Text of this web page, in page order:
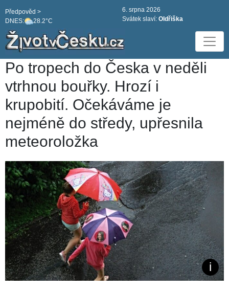
DNES: 28.2°C
Předpověd >
6. srpna 2026
Svátek slaví: Oldřiška
Po tropech do Česka v neděli
vtrhnou bouřky. Hrozí i
krupobití. Očekáváme je
nejméně do středy, upřesnila
meteoroložka